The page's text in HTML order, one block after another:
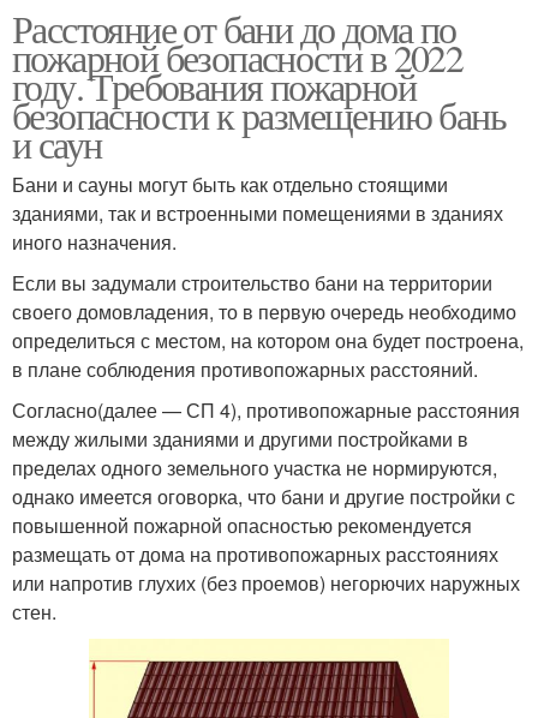
Расстояние от бани до дома по
пожарной безопасности в 2022
году. Требования пожарной
безопасности к размещению бань
и саун
Бани и сауны могут быть как отдельно стоящими
зданиями, так и встроенными помещениями в зданиях
иного назначения.
Если вы задумали строительство бани на территории
своего домовладения, то в первую очередь необходимо
определиться с местом, на котором она будет построена,
в плане соблюдения противопожарных расстояний.
Согласно(далее — СП 4), противопожарные расстояния
между жилыми зданиями и другими постройками в
пределах одного земельного участка не нормируются,
однако имеется оговорка, что бани и другие постройки с
повышенной пожарной опасностью рекомендуется
размещать от дома на противопожарных расстояниях
или напротив глухих (без проемов) негорючих наружных
стен.